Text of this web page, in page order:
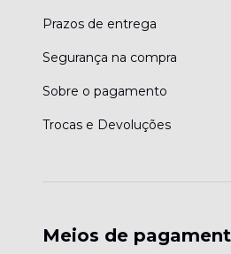
Prazos de entrega
Segurança na compra
Sobre o pagamento
Trocas e Devoluções
Meios de